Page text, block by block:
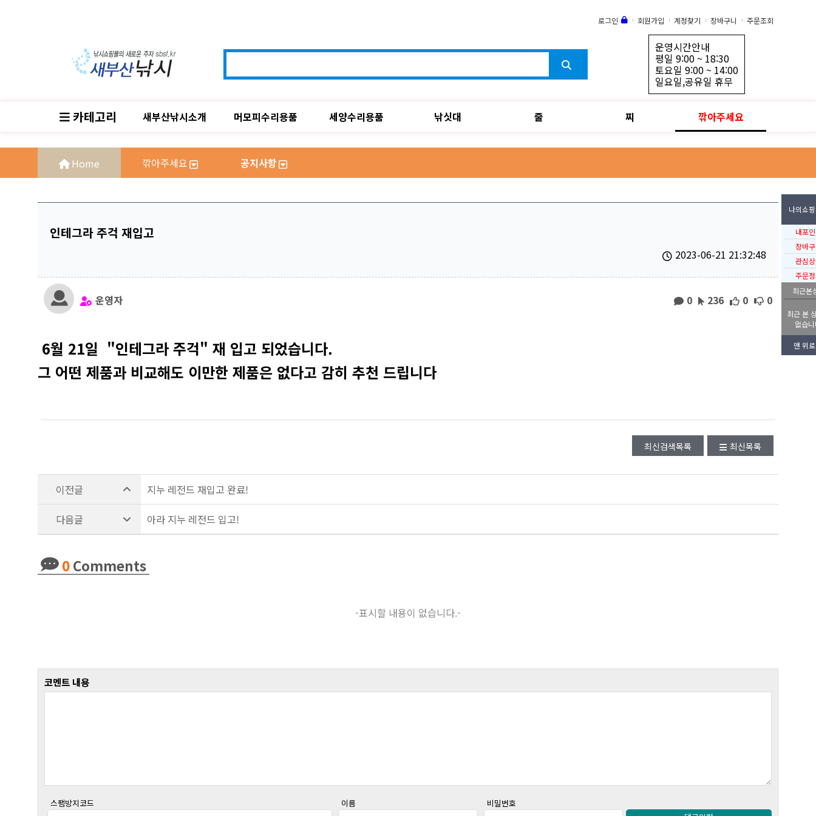
나의쇼
내포
장바
관심
주문
최근본
최근 본
없습
맨 위
로그인 회원가입 계정찾기 장바구니 주문조회
운영시간안내
평일 9:00 ~ 18:30
토요일 9:00 ~ 14:00
일요일,공유일 휴무
카테고리 새부산낚시소개 머모피수리용품 세양수리용품 낚싯대 줄 찌 깎아주세요
깎아주세요 공지사항
인테그라 주걱 재입고
2023-06-21 21:32:48
운영자 0 236 0 0
6월 21일 "인테그라 주걱" 재 입고 되었습니다.
그 어떤 제품과 비교해도 이만한 제품은 없다고 감히 추천 드립니다
최신검색목록 최신목록
지누 레전드 재입고 완료!
아라 지누 레전드 입고!
0Comments
-표시할 내용이 없습니다.-
코멘트 내용
스팸방지코드 이름
비밀번호